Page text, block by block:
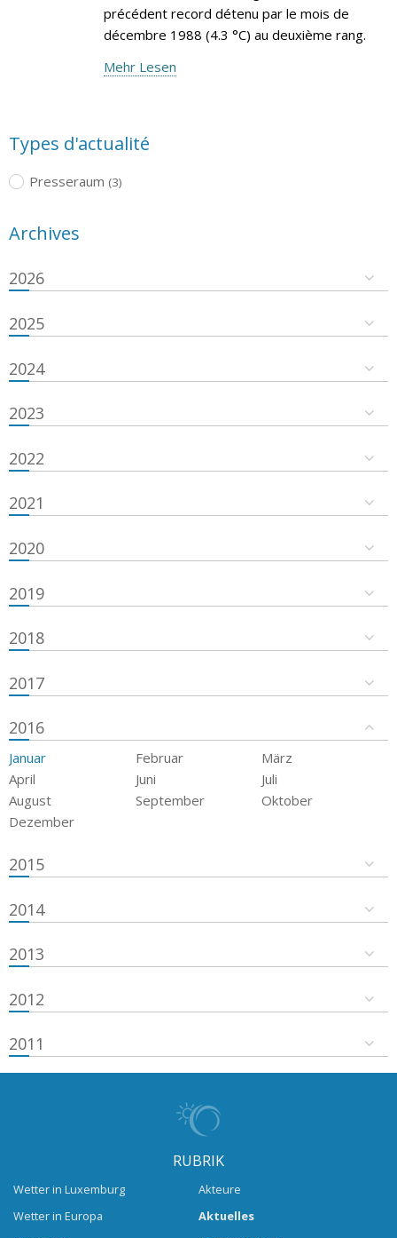
précédent record détenu par le mois de
décembre 1988 (4.3 °C) au deuxième rang.
Mehr Lesen
Types d'actualité
Presseraum (3)
Archives
2026
2025
2024
2023
2022
2021
2020
2019
2018
2017
2016
Januar Februar
März
April
Juni
Juli
August
September
Oktober
Dezember
2015
2014
2013
2012
2011
RUBRIK
Wetter in Luxemburg
Wetter in Europa
Akteure
Aktuelles